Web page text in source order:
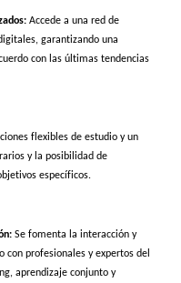
Accede a una red de
garantizando una
con las últimas tendencias
flexibles de estudio y un
y la posibilidad de
específicos.
Se fomenta la interacción y
con profesionales y expertos del
aprendizaje conjunto y